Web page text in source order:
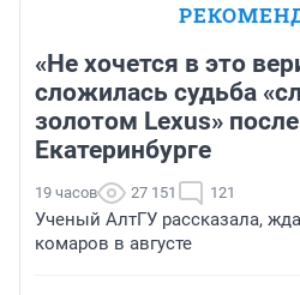
«Не хочется в это
сложилась судьба
золотом Lexus»
Екатеринбурге
19 часов 27 151 121
Ученый АлтГУ рассказала,
комаров в августе